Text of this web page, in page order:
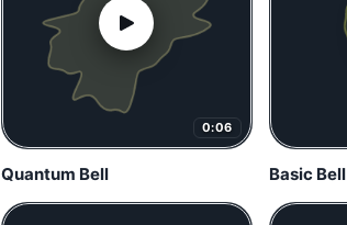
0:06
Quantum Bell Basic Bell